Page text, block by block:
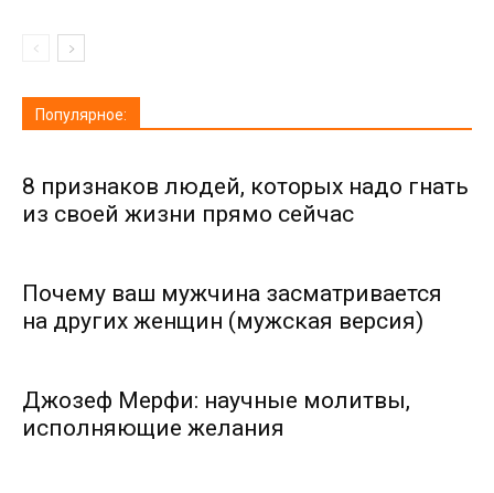
Популярное:
8 признаков людей, которых надо гнать
из своей жизни прямо сейчас
Почему ваш мужчина засматривается
на других женщин (мужская версия)
Джозеф Мерфи: научные молитвы,
исполняющие желания